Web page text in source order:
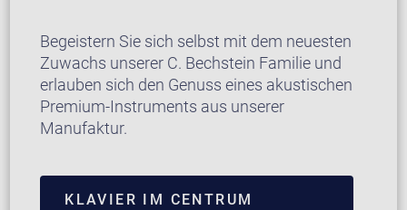
Begeistern Sie sich selbst mit dem neuesten
Zuwachs unserer C. Bechstein Familie und
erlauben sich den Genuss eines akustischen
Premium-Instruments aus unserer
Manufaktur.
KLAVIER IM CENTRUM